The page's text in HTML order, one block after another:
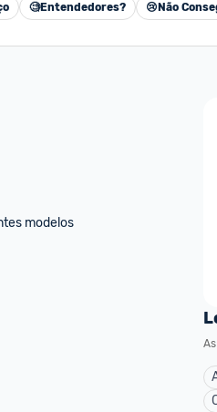
🧐Entendedores? 😢 Não
modelos